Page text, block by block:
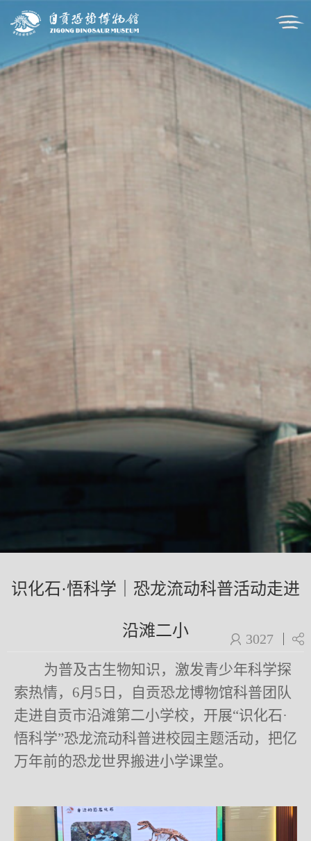
识化石·悟科学｜恐龙流动科普活动走进
沿滩二小 3027
为普及古生物知识，激发青少年科学探
索热情， 6月5日，自贡恐龙博物馆科普团队
走进自贡市沿滩第二小学校，开展“识化石·
悟科学”恐龙流动科普进校园主题活动，把亿
万年前的恐龙世界搬进小学课堂。